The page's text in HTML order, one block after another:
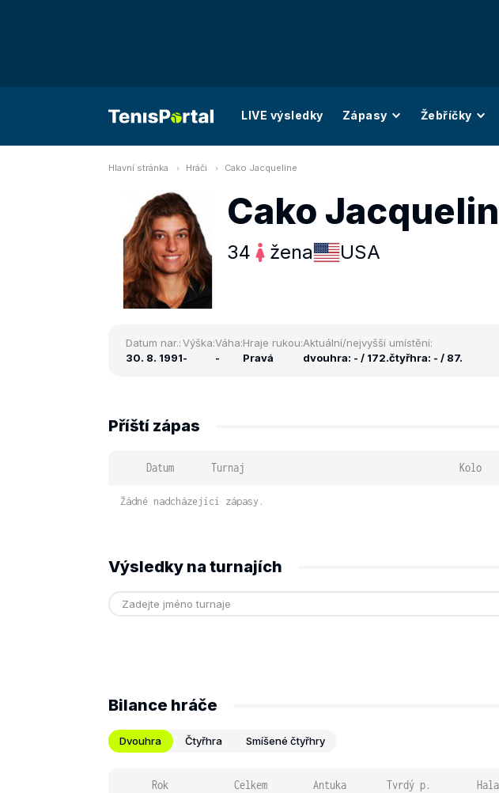
LIVE výsledky Zápasy Žebříčky
Hlavní stránka Hráči Cako Jacqueline
Cako
34 žena USA
Datum nar.:
30. 8. 1991
Výška:
-
Váha:
-
Hraje rukou:
Pravá
Aktuální/nejvyšší umístění:
dvouhra: - / 172.čtyřhra: - / 87.
Příští zápas
Datum Turnaj Kolo
Žádné nadcházející zápasy.
Výsledky na turnajích
Bilance hráče
Dvouhra Čtyřhra Smíšené čtyřhry
Rok Celkem Antuka Tvrdý p. Hala